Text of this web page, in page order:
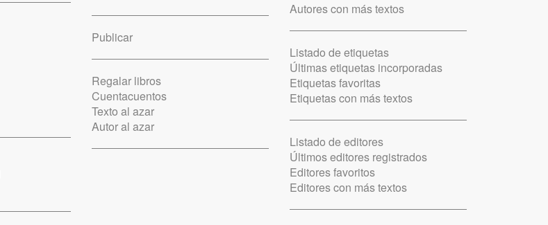
Publicar
Regalar libros
Cuentacuentos
Texto al azar
Autor al azar
Autores con más textos
Listado de etiquetas
Últimas etiquetas incorporadas
Etiquetas favoritas
Etiquetas con más textos
Listado de editores
Últimos editores registrados
Editores favoritos
Editores con más textos